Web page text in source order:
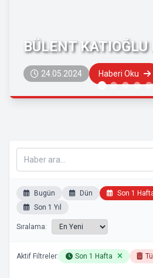
BÜLENT
24.05.2024 Haberi Oku
Bugün Dün Son 1
Son 1 Yıl
Sıralama:
Aktif Filtreler: Son 1 Hafta